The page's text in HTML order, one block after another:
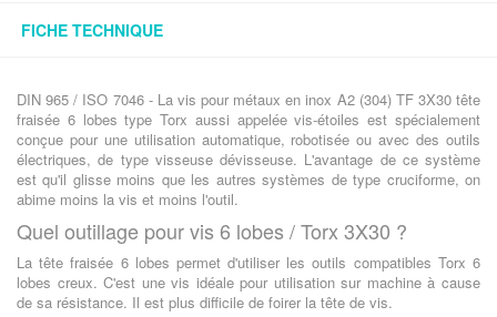
FICHE TECHNIQUE
DIN 965 / ISO 7046 - La vis pour métaux en inox A2 (304) TF 3X30 tête
fraisée 6 lobes type Torx aussi appelée vis-étoiles est spécialement
conçue pour une utilisation automatique, robotisée ou avec des outils
électriques, de type visseuse dévisseuse. L'avantage de ce système
est qu'il glisse moins que les autres systèmes de type cruciforme, on
abime moins la vis et moins l'outil.
Quel outillage pour vis 6 lobes / Torx 3X30 ?
La tête fraisée 6 lobes permet d'utiliser les outils compatibles Torx 6
lobes creux. C'est une vis idéale pour utilisation sur machine à cause
de sa résistance. Il est plus difficile de foirer la tête de vis.